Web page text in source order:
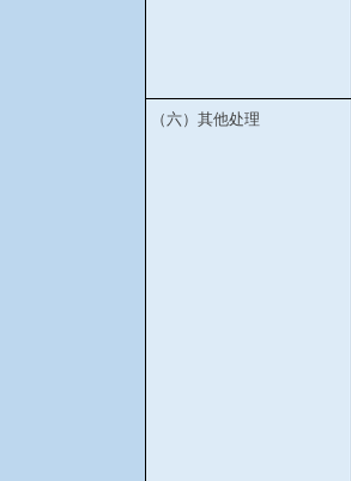
（六）其他处理